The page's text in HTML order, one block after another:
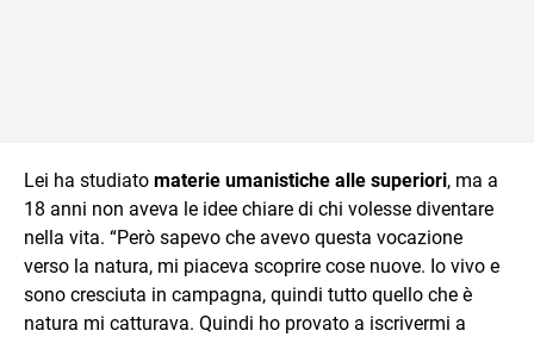
Lei ha studiato materie umanistiche alle superiori, ma a
18 anni non aveva le idee chiare di chi volesse diventare
nella vita. “Però sapevo che avevo questa vocazione
verso la natura, mi piaceva scoprire cose nuove. Io vivo e
sono cresciuta in campagna, quindi tutto quello che è
natura mi catturava. Quindi ho provato a iscrivermi a